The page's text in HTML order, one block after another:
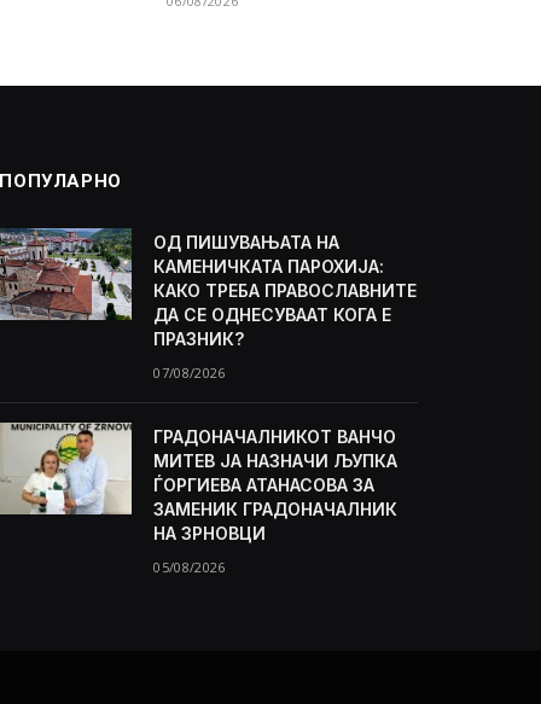
ПОПУЛАРНО
ОД ПИШУВАЊАТА НА
КАМЕНИЧКАТА ПАРОХИЈА:
КАКО ТРЕБА ПРАВОСЛАВНИТЕ
ДА СЕ ОДНЕСУВААТ КОГА Е
ПРАЗНИК?
07/08/2026
ГРАДОНАЧАЛНИКОТ ВАНЧО
МИТЕВ ЈА НАЗНАЧИ ЉУПКА
ЃОРГИЕВА АТАНАСОВА ЗА
ЗАМЕНИК ГРАДОНАЧАЛНИК
НА ЗРНОВЦИ
05/08/2026